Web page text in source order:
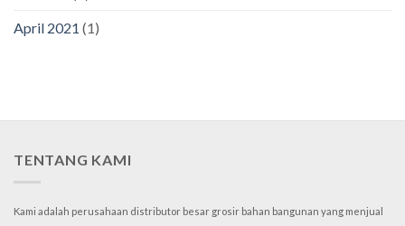
April 2021 (1)
TENTANG KAMI
Kami adalah perusahaan distributor besar grosir bahan bangunan yang menjual